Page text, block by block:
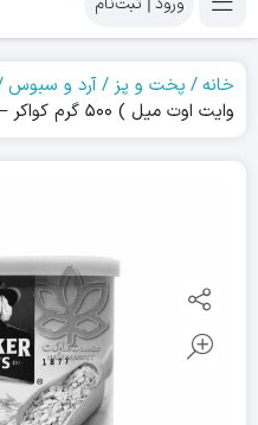
خانه پخت و پز آرد و سبوس
وایت اوت میل ) ۵۰۰ گرم کواکر – quaker